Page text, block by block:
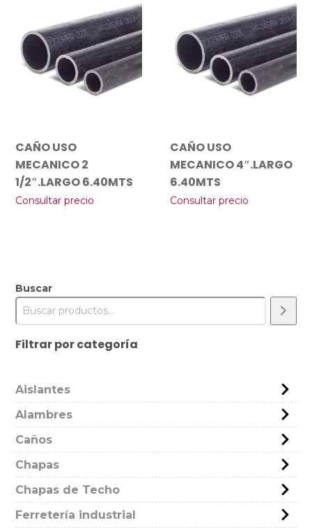
CAÑO USO
MECANICO 2
1/2″.LARGO 6.40MTS
Consultar precio
CAÑO USO
MECANICO 4″.LARGO
6.40MTS
Consultar precio
Buscar
Filtrar por categoría
Aislantes
Alambres
Caños
Chapas
Chapas de Techo
Ferretería industrial